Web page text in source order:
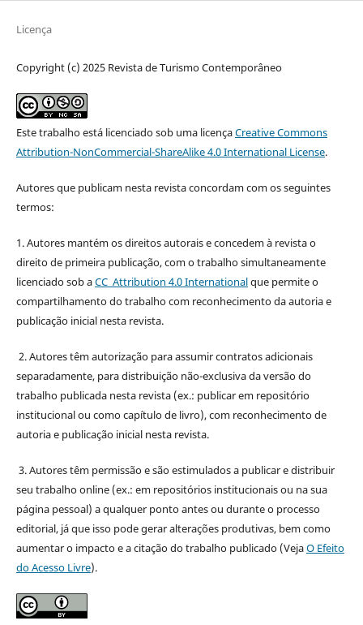
Licença
Copyright (c) 2025 Revista de Turismo Contemporâneo
Este trabalho está licenciado sob uma licençaCreative Commons
Attribution-NonCommercial-ShareAlike 4.0 International License.
Autores que publicam nesta revista concordam com os seguintes
termos:
1. Autores mantém os direitos autorais e concedem à revista o
direito de primeira publicação, com o trabalho simultaneamente
licenciado sob aCC Attribution 4.0 Internationalque permite o
compartilhamento do trabalho com reconhecimento da autoria e
publicação inicial nesta revista.
2. Autores têm autorização para assumir contratos adicionais
separadamente, para distribuição não-exclusiva da versão do
trabalho publicada nesta revista (ex.: publicar em repositório
institucional ou como capítulo de livro), com reconhecimento de
autoria e publicação inicial nesta revista.
3. Autores têm permissão e são estimulados a publicar e distribuir
seu trabalho online (ex.: em repositórios institucionais ou na sua
página pessoal) a qualquer ponto antes ou durante o processo
editorial, já que isso pode gerar alterações produtivas, bem como
aumentar o impacto e a citação do trabalho publicado (VejaO Efeito
do Acesso Livre).